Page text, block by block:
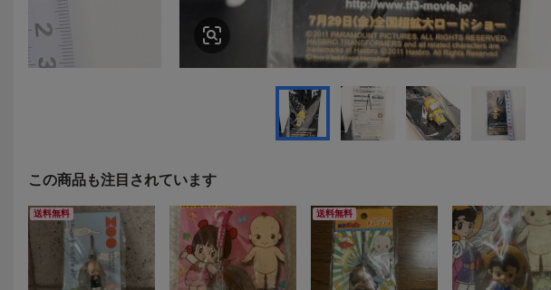
この商品も注目されています
送料無料 送料無料